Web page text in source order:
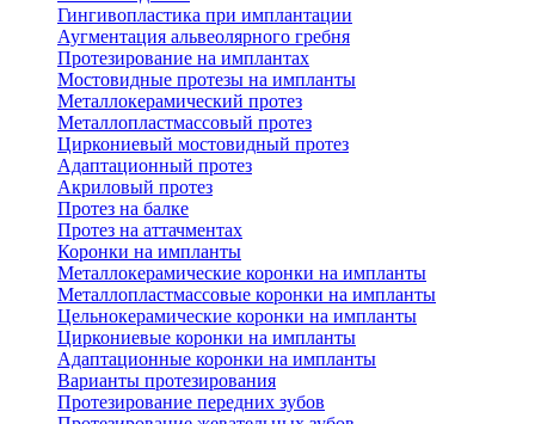
Гингивопластика при имплантации
Аугментация альвеолярного гребня
Протезирование на имплантах
Мостовидные протезы на импланты
Металлокерамический протез
Металлопластмассовый протез
Циркониевый мостовидный протез
Адаптационный протез
Акриловый протез
Протез на балке
Протез на аттачментах
Коронки на импланты
Металлокерамические коронки на импланты
Металлопластмассовые коронки на импланты
Цельнокерамические коронки на импланты
Циркониевые коронки на импланты
Адаптационные коронки на импланты
Варианты протезирования
Протезирование передних зубов